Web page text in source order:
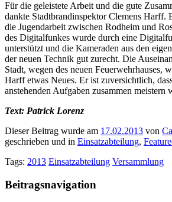
Für die geleistete Arbeit und die gute
dankte Stadtbrandinspektor Clemens Harff.
die Jugendarbeit zwischen Rodheim und
des Digitalfunkes wurde durch eine
unterstützt und die Kameraden aus den
der neuen Technik gut zurecht. Die
Stadt, wegen des neuen Feuerwehrhauses,
Harff etwas Neues. Er ist zuversichtlich,
anstehenden Aufgaben zusammen meistern
Text: Patrick Lorenz
Dieser Beitrag wurde am 17.02.2013 von
geschrieben und in Einsatzabteilung,
Tags: 2013 Einsatzabteilung Versammlung
Beitragsnavigation